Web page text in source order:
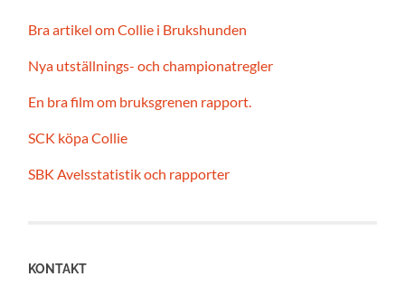
Bra artikel om Collie i Brukshunden
Nya utställnings- och championatregler
En bra film om bruksgrenen rapport.
SCK köpa Collie
SBK Avelsstatistik och rapporter
KONTAKT